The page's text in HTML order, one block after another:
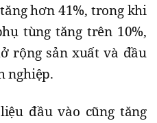
hơn 41%, trong khi
tùng tăng trên 10%,
rộng sản xuất và đầu
nghiệp.
đầu vào cũng tăng